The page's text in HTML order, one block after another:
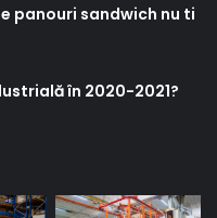
panouri sandwich nu ti
în 2020-2021?